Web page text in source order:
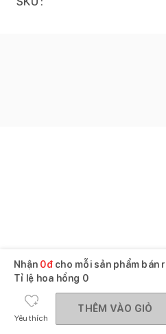
Nhận 0đcho mỗi sản phẩm bán
Tỉ lệ hoa hồng 0
Yêu thích
THÊM VÀO GIỎ